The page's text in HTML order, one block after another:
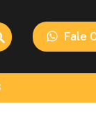
Fale